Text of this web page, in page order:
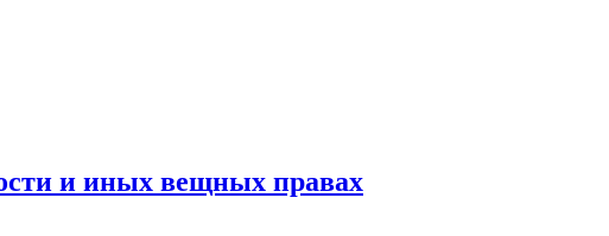
и иных вещных правах